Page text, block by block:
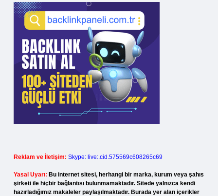
Reklam ve İletişim: Skype: live:.cid.575569c608265c69
Yasal Uyarı: Bu internet sitesi, herhangi bir marka, kurum veya şahıs
şirketi ile hiçbir bağlantısı bulunmamaktadır. Sitede yalnızca kendi
hazırladığımız makaleler paylaşılmaktadır. Burada yer alan içerikler